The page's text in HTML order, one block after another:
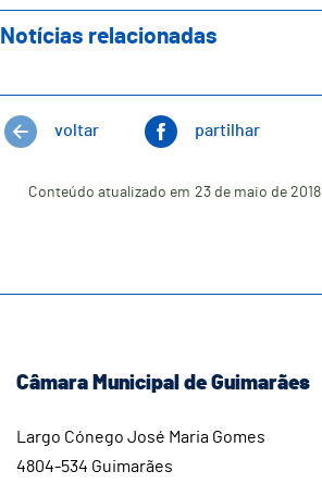
Notícias relacionadas
voltar partilhar
Conteúdo atualizado em 23 de maio de 2018
Câmara Municipal de Guimarães
Largo Cónego José Maria Gomes
4804-534 Guimarães